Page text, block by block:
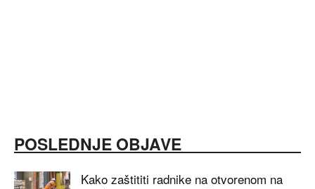
POSLEDNJE OBJAVE
Kako zaštititi radnike na otvorenom na